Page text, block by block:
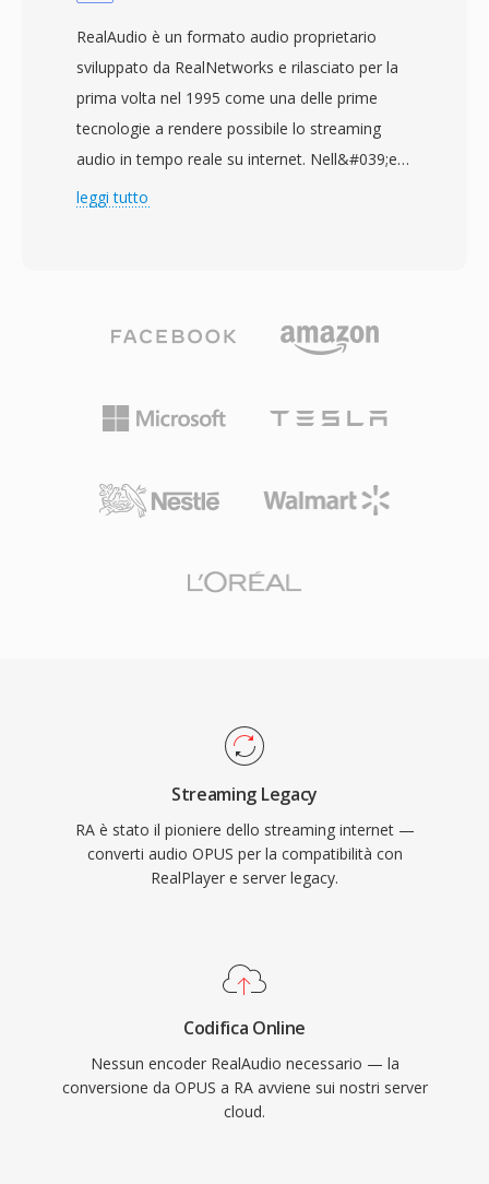
frame fino a 2,5 ms, garantendogli la latenza
algoritmica più bassa di qualsiasi codec audio
mainstream. Tre vantaggi rendono Opus
particolarmente interessante. È
completamente privo di royalty e open-source,
eliminando le barriere di licenza che frenano i
equivalenti. Inoltre, la sua bassa latenza lo
rende il codec obbligatorio per WebRTC, così
decodificatore Opus. WhatsApp, Discord,
l&#039;audio in tempo reale.
RealAudio è un formato audio proprietario
sviluppato da RealNetworks e rilasciato per la
prima volta nel 1995 come una delle prime
tecnologie a rendere possibile lo streaming
audio in tempo reale su internet. Nell&#039;era
del modem dial-up, RealAudio fu genuinamente
quando una canzone di tre minuti poteva
formato si è evoluto attraverso più generazioni
di codec: le prime versioni utilizzavano codec
mentre le iterazioni successive (RealAudio 10,
costante e variabile, streaming multi-bitrate
emittenti come la BBC e NPR si affidavano a
RealAudio per i propri streaming online. Un
contributo tecnico duraturo è stato il concetto
di streaming a bitrate adattivo che ha
influenzato standard successivi come HLS e
DASH. Sebbene soppiantato dai codec
necessitano di conversione per la riproduzione
leggi tutto
Streaming Legacy
RA è stato il pioniere dello streaming internet —
converti audio OPUS per la compatibilità con
RealPlayer e server legacy.
Codifica Online
Nessun encoder RealAudio necessario — la
conversione da OPUS a RA avviene sui nostri server
cloud.